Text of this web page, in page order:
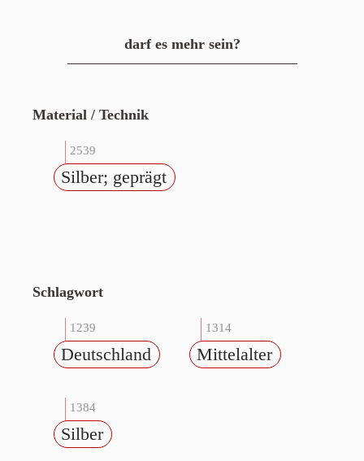
darf es mehr sein?
Material / Technik
2539
Silber; geprägt
Schlagwort
1239
Deutschland
1314
Mittelalter
1384
Silber